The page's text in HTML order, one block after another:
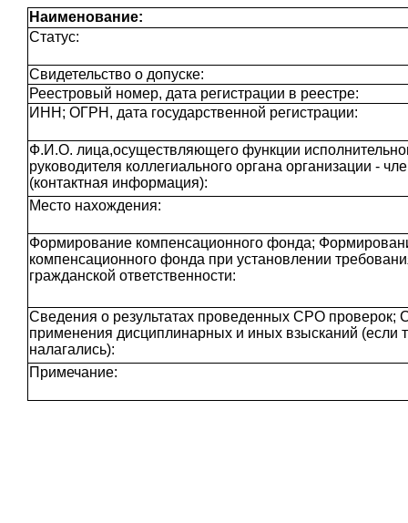
Наименование:
Статус:
Свидетельство о допуске:
Реестровый номер, дата регистрации в реестре:
ИНН; ОГРН, дата государственной регистрации:
Ф.И.О. лица,осуществляющего функции
руководителя коллегиального органа организации -
(контактная информация):
Место нахождения:
Формирование компенсационного фонда;
компенсационного фонда при установлении
гражданской ответственности:
Сведения о результатах проведенных СРО проверок;
применения дисциплинарных и иных взысканий (если
налагались):
Примечание: